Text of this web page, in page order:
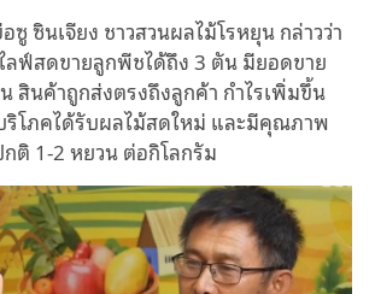
ซู ซินเจียง ชาวสวนผลไม้โรหยุน กล่าวว่า
ลฟ์สดขายลูกพีชได้ถึง 3 ตัน มียอดขาย
สินค้าถูกส่งตรงถึงลูกค้า กำไรเพิ่มขึ้น
โภคได้รับผลไม้สดใหม่ และมีคุณภาพ
ติ 1-2 หยวน ต่อกิโลกรัม